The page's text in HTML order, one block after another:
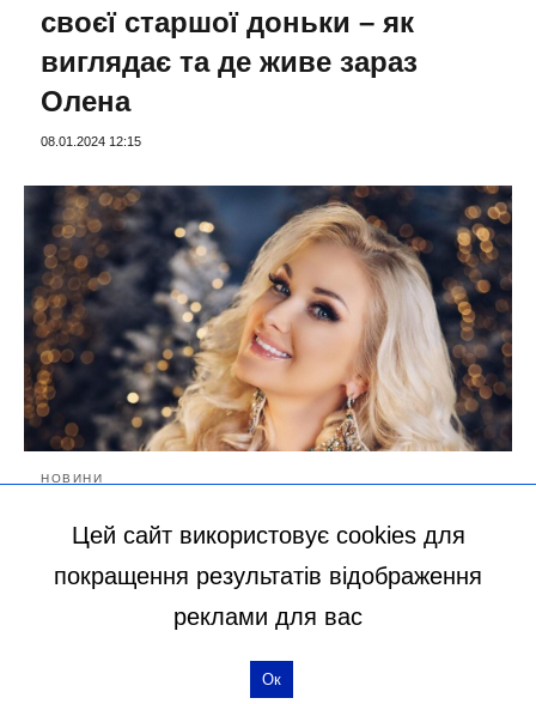
своєї старшої доньки – як
виглядає та де живе зараз
Олена
08.01.2024 12:15
НОВИНИ
Сховала коліна під сукнею-
рибкою: 44-річна Катя
приховати свій реальний вік
Цей сайт використовує cookies для
покращення результатів відображення
реклами для вас
Ок